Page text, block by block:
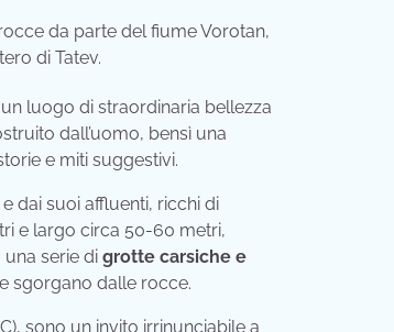
da parte del fiume Vorotan,
di Tatev.
luogo di straordinaria bellezza
dall’uomo, bensì una
e miti suggestivi.
dai suoi affluenti, ricchi di
e largo circa 50-60 metri,
una serie di grotte carsiche e
sgorgano dalle rocce.
sono un invito irrinunciabile a